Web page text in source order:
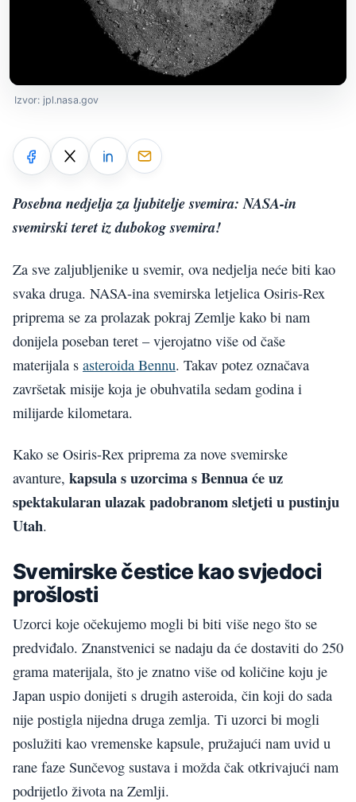
Izvor: jpl.nasa.gov
Posebna nedjelja za ljubitelje svemira: NASA-in
svemirski teret iz dubokog svemira!
Za sve zaljubljenike u svemir, ova nedjelja neće biti kao
svaka druga. NASA-ina svemirska letjelica Osiris-Rex
priprema se za prolazak pokraj Zemlje kako bi nam
donijela poseban teret – vjerojatno više od čaše
materijala s asteroida Bennu. Takav potez označava
završetak misije koja je obuhvatila sedam godina i
milijarde kilometara.
Kako se Osiris-Rex priprema za nove svemirske
avanture, kapsula s uzorcima s Bennua će uz
spektakularan ulazak padobranom sletjeti u pustinju
Utah.
Svemirske čestice kao svjedoci
prošlosti
Uzorci koje očekujemo mogli bi biti više nego što se
predviđalo. Znanstvenici se nadaju da će dostaviti do 250
grama materijala, što je znatno više od količine koju je
Japan uspio donijeti s drugih asteroida, čin koji do sada
nije postigla nijedna druga zemlja. Ti uzorci bi mogli
poslužiti kao vremenske kapsule, pružajući nam uvid u
rane faze Sunčevog sustava i možda čak otkrivajući nam
podrijetlo života na Zemlji.